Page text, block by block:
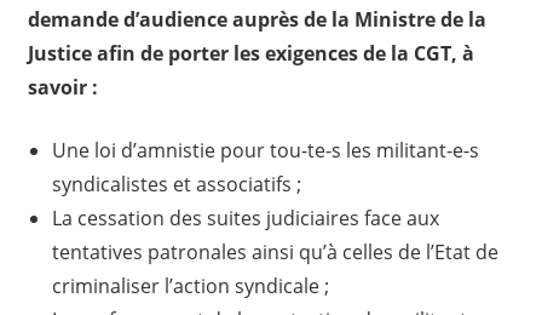
demande d’audience auprès de la Ministre de la
Justice afin de porter les exigences de la CGT, à
savoir :
Une loi d’amnistie pour tou-te-s les militant-e-s
syndicalistes et associatifs ;
La cessation des suites judiciaires face aux
tentatives patronales ainsi qu’à celles de l’Etat de
criminaliser l’action syndicale ;